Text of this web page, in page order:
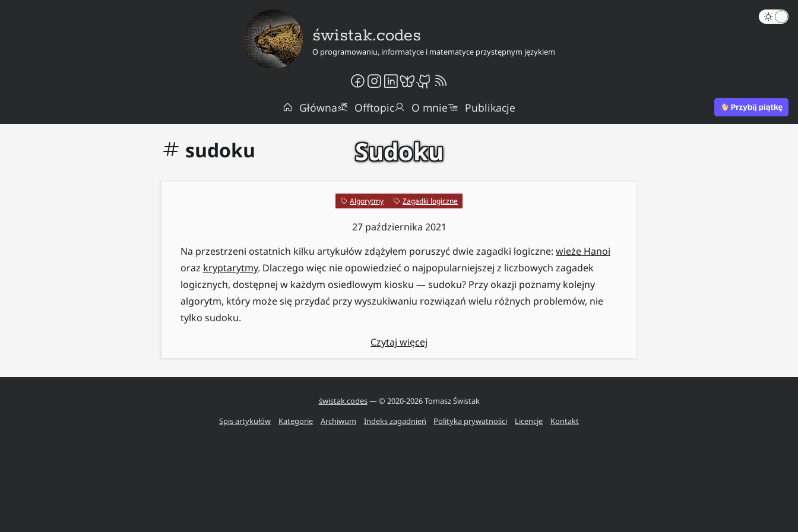
świstak.codes
O programowaniu, informatyce i matematyce przystępnym językiem
Główna Offtopic O mnie Publikacje
sudoku Sudoku
Algorytmy Zagadki logiczne
27 października 2021
Na przestrzeni ostatnich kilku artykułów zdążyłem poruszyć dwie zagadki logiczne: wieże Hanoi
oraz kryptarytmy. Dlaczego więc nie opowiedzieć o najpopularniejszej z liczbowych zagadek
logicznych, dostępnej w każdym osiedlowym kiosku — sudoku? Przy okazji poznamy kolejny
algorytm, który może się przydać przy wyszukiwaniu rozwiązań wielu różnych problemów, nie
tylko sudoku.
Czytaj więcej
świstak.codes— © 2020-2026Tomasz Świstak
Spis artykułów
Kategorie Archiwum Indeks zagadnień Polityka prywatności Licencje Kontakt